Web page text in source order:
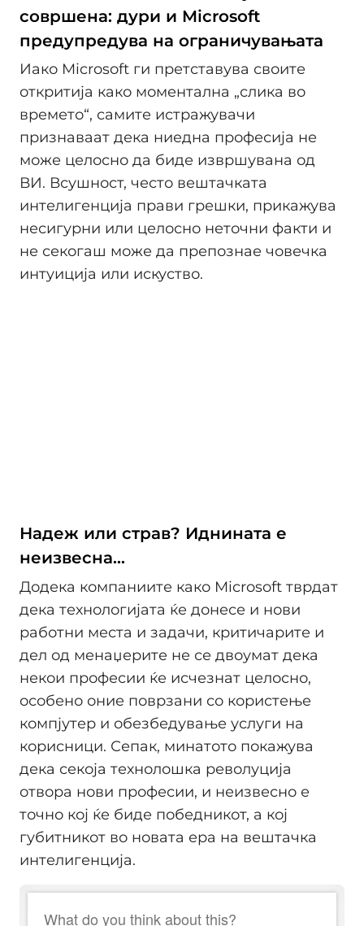
совршена: дури и Microsoft
предупредува на ограничувањата
Иако Microsoft ги претставува своите
откритија како моментална „слика во
времето“, самите истражувачи
признаваат дека ниедна професија не
може целосно да биде извршувана од
ВИ. Всушност, често вештачката
интелигенција прави грешки, прикажува
несигурни или целосно неточни факти и
не секогаш може да препознае човечка
интуиција или искуство.
Надеж или страв? Иднината е
неизвесна...
Додека компаниите како Microsoft тврдат
дека технологијата ќе донесе и нови
работни места и задачи, критичарите и
дел од менаџерите не се двоумат дека
некои професии ќе исчезнат целосно,
особено оние поврзани со користење
компјутер и обезбедување услуги на
корисници. Сепак, минатото покажува
дека секоја технолошка револуција
отвора нови професии, и неизвесно е
точно кој ќе биде победникот, а кој
губитникот во новата ера на вештачка
интелигенција.